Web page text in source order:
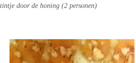
door de honing (2 personen)